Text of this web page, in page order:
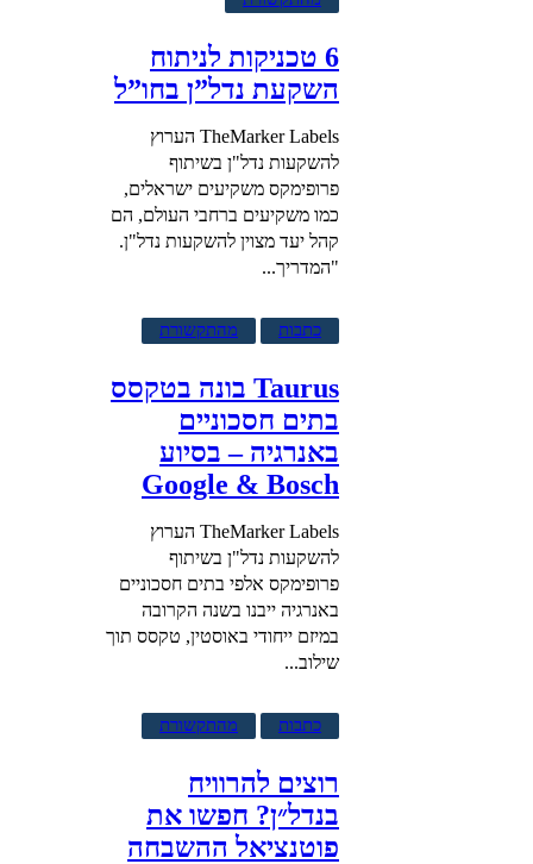
6 טכניקות לניתוח
השקעת נדל”ן בחו”ל
TheMarker Labels הערוץ
להשקעות נדל"ן בשיתוף
פרופימקס משקיעים ישראלים,
כמו משקיעים ברחבי העולם, הם
קהל יעד מצוין להשקעות נדל"ן.
"המדריך...
כתבות מהתקשורת
Taurus בונה בטקסס
בתים חסכוניים
באנרגיה – בסיוע
Google & Bosch
TheMarker Labels הערוץ
להשקעות נדל"ן בשיתוף
פרופימקס אלפי בתים חסכוניים
באנרגיה ייבנו בשנה הקרובה
במיזם ייחודי באוסטין, טקסס תוך
שילוב...
כתבות מהתקשורת
רוצים להרוויח
בנדל״ן? חפשו את
פוטנציאל ההשבחה